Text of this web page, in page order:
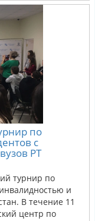
по
с
РТ
турнир по
и
В течение 11
центр по